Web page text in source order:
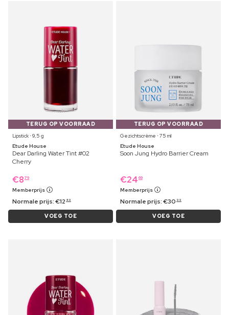
TERUG OP VOORRAAD
Lipstick ⋅ 9,5 g
Etude House
Dear Darling Water Tint #02
Cherry
€8 79
Memberprijs
Normale prijs:€12 49
VOEG TOE
TERUG OP VOORRAAD
Gezichtscrème ⋅ 75 ml
Etude House
Soon Jung Hydro Barrier Cream
€24 69
Memberprijs
Normale prijs:€30 99
VOEG TOE